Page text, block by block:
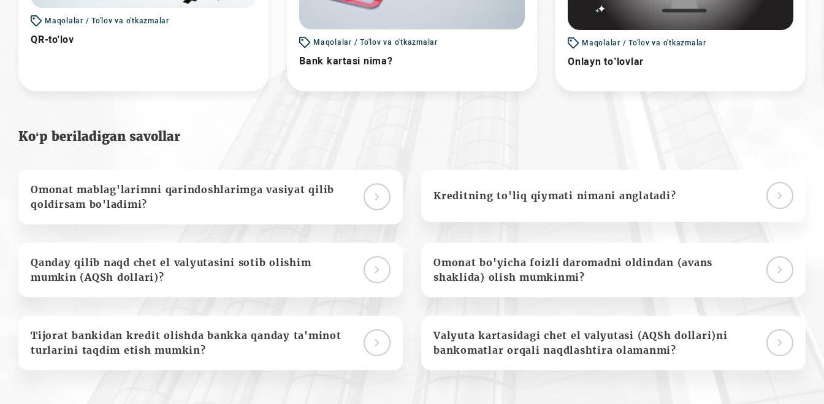
Maqolalar / To'lov va o'tkazmalar
QR-to'lov Maqolalar / To'lov va o'tkazmalar
Bank kartasi nima?
Maqolalar / To'lov va o'tkazmalar
Onlayn to’lovlar
Ko‘p beriladigan savollar
Omonat mablag'larimni qarindoshlarimga vasiyat qilib
qoldirsam bo'ladimi?
Kreditning to'liq qiymati nimani anglatadi?
Qanday qilib naqd chet el valyutasini sotib olishim
mumkin (AQSh dollari)?
Omonat bo'yicha foizli daromadni oldindan (avans
shaklida) olish mumkinmi?
Tijorat bankidan kredit olishda bankka qanday ta'minot
turlarini taqdim etish mumkin?
Valyuta kartasidagi chet el valyutasi (AQSh dollari)ni
bankomatlar orqali naqdlashtira olamanmi?